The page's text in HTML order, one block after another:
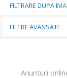
FILTRARE DUPA
FILTRE AVANSATE
Anunturi